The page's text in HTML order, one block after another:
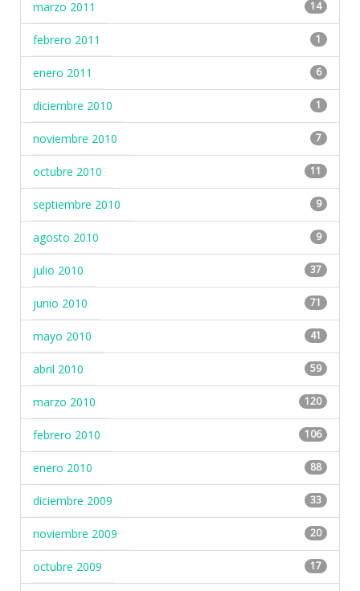
marzo 2011 14
febrero 2011 1
enero 2011 6
diciembre 2010 1
noviembre 2010 7
octubre 2010 11
septiembre 2010 9
agosto 2010 9
julio 2010 37
junio 2010 71
mayo 2010 41
abril 2010 59
marzo 2010 120
febrero 2010 106
enero 2010 88
diciembre 2009 33
noviembre 2009 20
octubre 2009 17